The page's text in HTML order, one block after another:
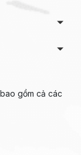
gồm cả các